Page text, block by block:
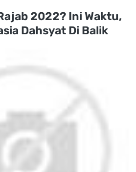
2022? Ini Waktu,
Dahsyat Di Balik